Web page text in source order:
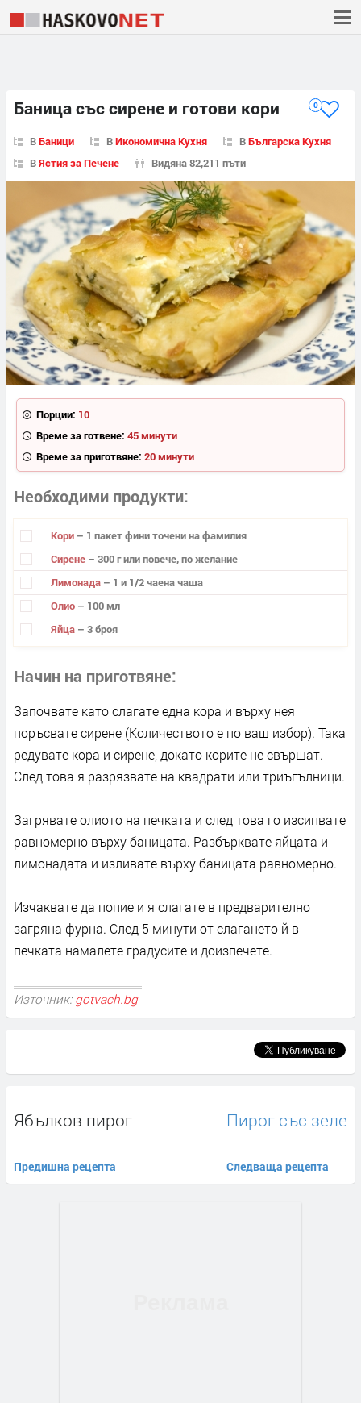
Баница със сирене и готови кори 0
ВБаници ВИкономична Кухня ВБългарска Кухня
ВЯстия за Печене Видяна 82,211 пъти
Порции: 10
Време за готвене: 45 минути
Време за приготвяне: 20 минути
Необходими продукти
Кори – 1 пакет фини точени на фамилия
Сирене – 300 г или повече, по желание
Лимонада – 1 и 1/2 чаена чаша
Олио – 100 мл
Яйца – 3 броя
Начин на приготвяне
Започвате като слагате една кора и върху нея
поръсвате сирене (Количеството е по ваш избор). Така
редувате кора и сирене, докато корите не свършат.
След това я разрязвате на квадрати или триъгълници.
Загрявате олиото на печката и след това го изсипвате
равномерно върху баницата. Разбърквате яйцата и
лимонадата и изливате върху баницата равномерно.
Изчаквате да попие и я слагате в предварително
загряна фурна. След 5 минути от слагането й в
печката намалете градусите и доизпечете.
Източник: gotvach.bg
Ябълков пирог
Предишна рецепта
Пирог със зеле
Следваща рецепта